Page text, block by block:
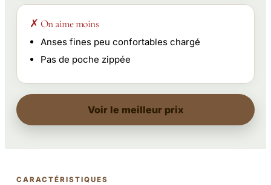
✗ On aime moins
Anses fines peu confortables chargé
Pas de poche zippée
Voir le meilleur prix
CARACTÉRISTIQUES